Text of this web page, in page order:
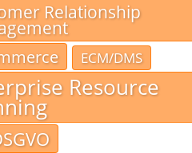
Relationship
ECM/DMS
Resource